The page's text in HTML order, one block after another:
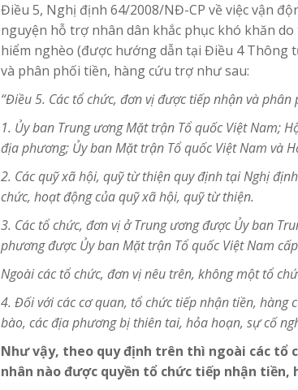
Điều 5, Nghị định 64/2008/NĐ-CP về việc vận
nguyện hỗ trợ nhân dân khắc phục khó khăn
hiểm nghèo (được hướng dẫn tại Điều 4 Thông
và phân phối tiền, hàng cứu trợ như sau:
“Điều 5. Các tổ chức, đơn vị được tiếp nhận và
1. Ủy ban Trung ương Mặt trận Tổ quốc Việt Nam;
địa phương; Ủy ban Mặt trận Tổ quốc Việt Nam và
2. Các quỹ xã hội, quỹ từ thiện quy định tại Nghị
chức, hoạt động của quỹ xã hội, quỹ từ thiện.
3. Các tổ chức, đơn vị ở Trung ương được Ủy ban
phương được Ủy ban Mặt trận Tổ quốc Việt Nam
Ngoài các tổ chức, đơn vị nêu trên, không một tổ
4. Đối với các cơ quan, tổ chức tiếp nhận tiền,
bào, các địa phương bị thiên tai, hỏa hoạn, sự cố
Như vậy, theo quy định trên thì ngoài các tổ
nhân nào được quyền tổ chức tiếp nhận tiền,